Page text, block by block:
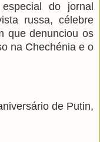
do jornal
russa, célebre
que denunciou os
na Chechénia e o
de Putin,